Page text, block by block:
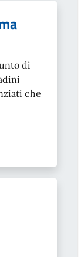
di
che